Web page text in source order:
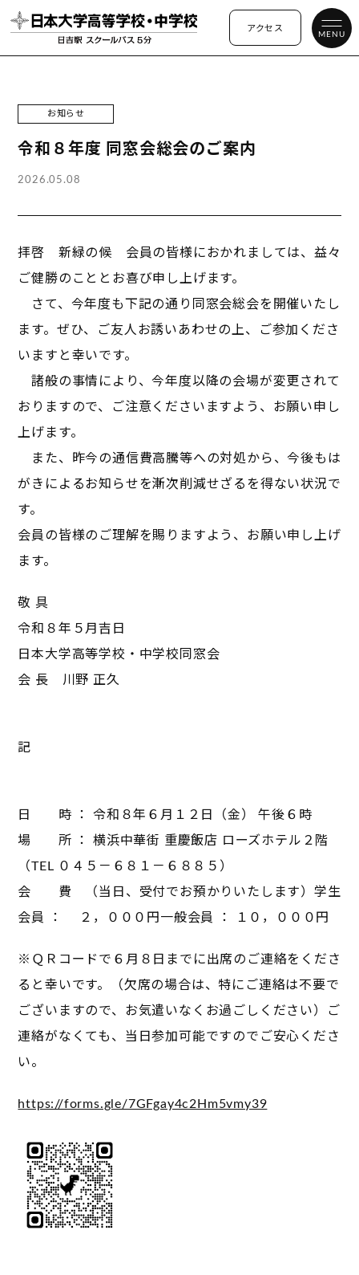
MENU
アクセス
お知らせ
令和８年度 同窓会総会のご案内
2026.05.08
拝啓 新緑の候 会員の皆様におかれましては、益々
ご健勝のこととお喜び申し上げます。
さて、今年度も下記の通り同窓会総会を開催いたし
ます。ぜひ、ご友人お誘いあわせの上、ご参加くださ
いますと幸いです。
諸般の事情により、今年度以降の会場が変更されて
おりますので、ご注意くださいますよう、お願い申し
上げます。
また、昨今の通信費高騰等への対処から、今後もは
がきによるお知らせを漸次削減せざるを得ない状況で
す。
会員の皆様のご理解を賜りますよう、お願い申し上げ
ます。
敬 具
令和８年５月吉日
日本大学高等学校・中学校同窓会
会 長 川野 正久
記
日 時 ： 令和８年６月１２日（金） 午後６時
場 所 ： 横浜中華街 重慶飯店 ローズホテル２階
（TEL ０４５－６８１－６８８５）
会 費 （当日、受付でお預かりいたします）学生
会員 ： ２，０００円一般会員 ： １０，０００円
※ＱＲコードで６月８日までに出席のご連絡をくださ
ると幸いです。（欠席の場合は、特にご連絡は不要で
ございますので、お気遣いなくお過ごしください）ご
連絡がなくても、当日参加可能ですのでご安心くださ
い。
https://forms.gle/7GFgay4c2Hm5vmy39